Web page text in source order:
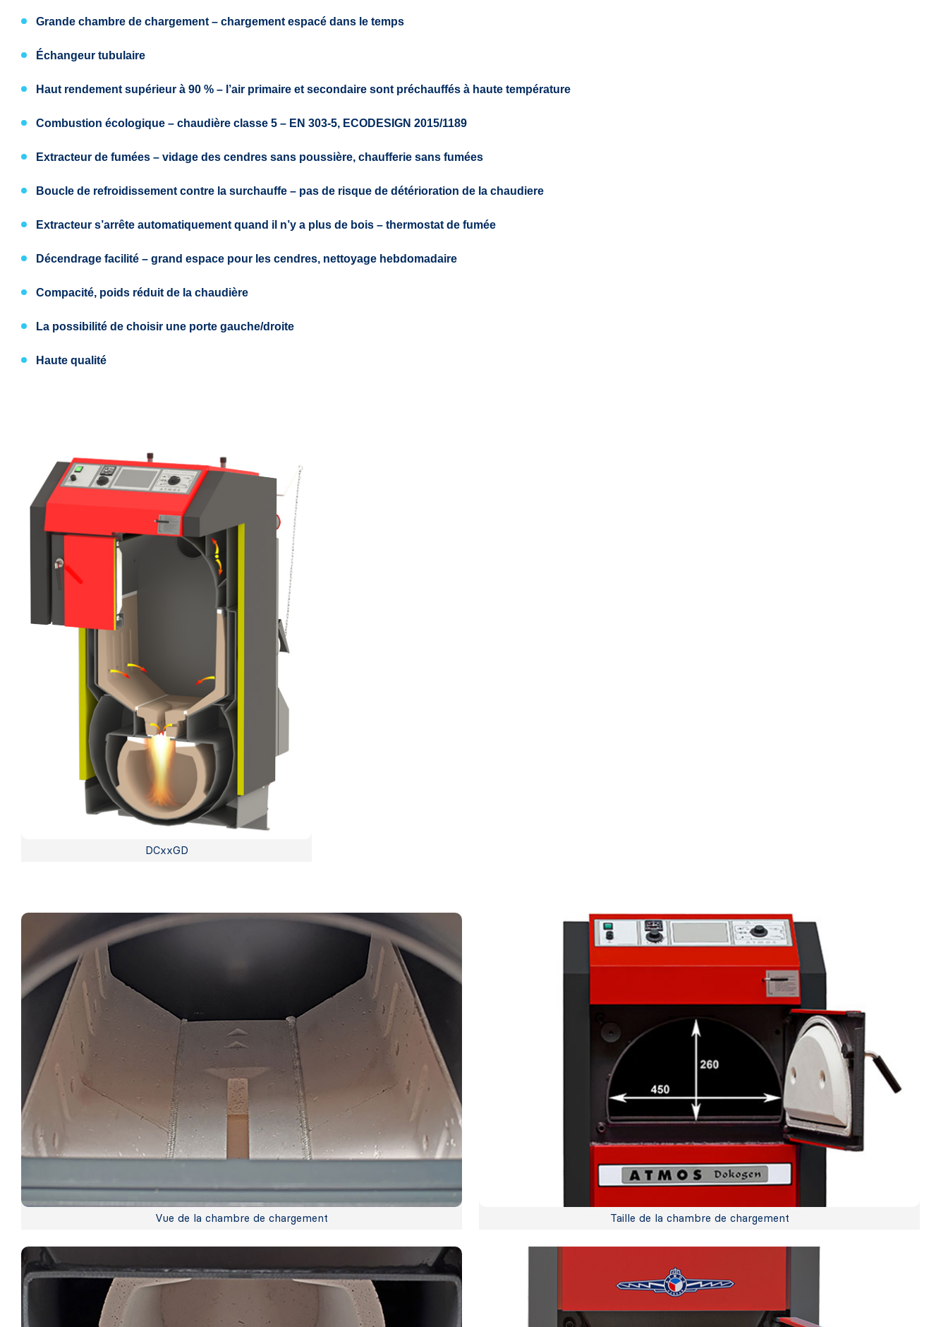
Grande chambre de chargement – chargement espacé dans le temps
Échangeur tubulaire
Haut rendement supérieur à 90 % – l’air primaire et secondaire sont préchauffés à haute température
Combustion écologique – chaudière classe 5 – EN 303-5, ECODESIGN 2015/1189
Extracteur de fumées – vidage des cendres sans poussière, chaufferie sans fumées
Boucle de refroidissement contre la surchauffe – pas de risque de détérioration de la chaudiere
Extracteur s’arrête automatiquement quand il n’y a plus de bois – thermostat de fumée
Décendrage facilité – grand espace pour les cendres, nettoyage hebdomadaire
Compacité, poids réduit de la chaudière
La possibilité de choisir une porte gauche/droite
Haute qualité
DCxxGD
Vue de la chambre de chargement Taille de la chambre de chargement